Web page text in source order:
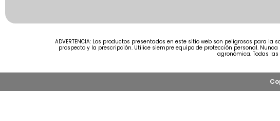
ADVERTENCIA: Los productos presentados en este sitio web son peligrosos
prospecto y la prescripción. Utilice siempre equipo de protección personal.
agronómica. Todas